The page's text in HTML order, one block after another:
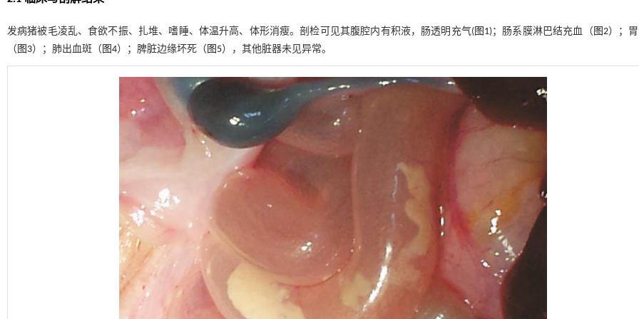
发病猪被毛凌乱、食欲不振、扎堆、嗜睡、体温升高、体形消瘦。剖检可见其腹腔内有积液，肠透明充气(图1)；肠系膜淋巴结充血（ 图2）；
（ 图3）；肺出血斑（ 图4）；脾脏边缘坏死（ 图5），其他脏器未见异常。